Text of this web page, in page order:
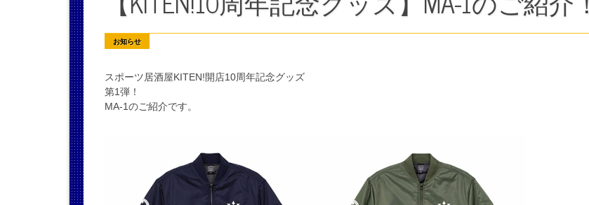
お知らせ
スポーツ居酒屋KITEN!開店10周年記念グッズ
第1弾！
MA-1のご紹介です。